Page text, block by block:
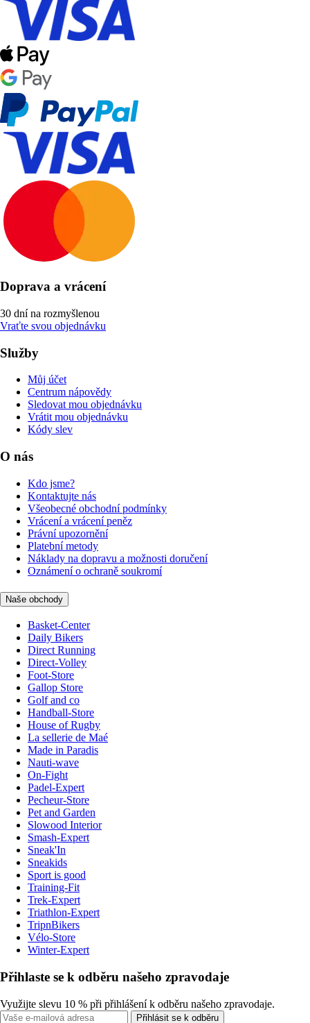
Doprava a vrácení
30 dní na rozmyšlenou
Vraťte svou objednávku
Služby
Můj účet
Centrum nápovědy
Sledovat mou objednávku
Vrátit mou objednávku
Kódy slev
O nás
Kdo jsme?
Kontaktujte nás
Všeobecné obchodní podmínky
Vrácení a vrácení peněz
Právní upozornění
Platební metody
Náklady na dopravu a možnosti doručení
Oznámení o ochraně soukromí
Naše obchody
Basket-Center
Daily Bikers
Direct Running
Direct-Volley
Foot-Store
Gallop Store
Golf and co
Handball-Store
House of Rugby
La sellerie de Maé
Made in Paradis
Nauti-wave
On-Fight
Padel-Expert
Pecheur-Store
Pet and Garden
Slowood Interior
Smash-Expert
Sneak'In
Sneakids
Sport is good
Training-Fit
Trek-Expert
Triathlon-Expert
TripnBikers
Vélo-Store
Winter-Expert
Přihlaste se k odběru našeho zpravodaje
Využijte slevu 10 % při přihlášení k odběru našeho zpravodaje.
Přihlásit se k odběru